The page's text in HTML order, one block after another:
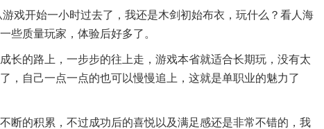
戏开始一小时过去了，我还是木剑初始布衣，玩什么？看人海
些质量玩家，体验后好多了。
长的路上，一步步的往上走，游戏本省就适合长期玩，没有太
，自己一点一点的也可以慢慢追上，这就是单职业的魅力了
断的积累，不过成功后的喜悦以及满足感还是非常不错的，我